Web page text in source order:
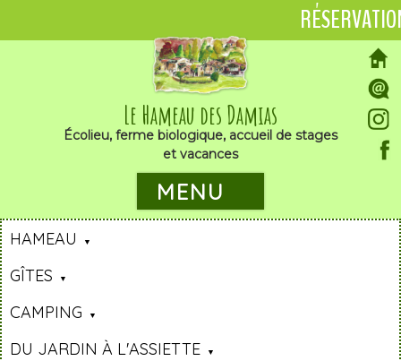
Le Hameau des Damias
Écolieu, ferme biologique, accueil de stages
et vacances
MENU
HAMEAU
GÎTES
CAMPING
DU JARDIN À L'ASSIETTE